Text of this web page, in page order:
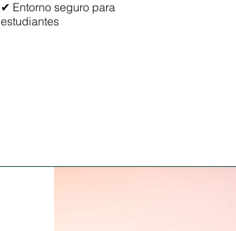
✔ Entorno seguro para
estudiantes